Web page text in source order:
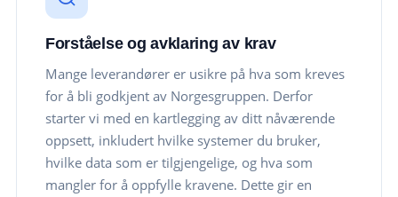
Forståelse og avklaring av krav
Mange leverandører er usikre på hva som kreves
for å bli godkjent av Norgesgruppen. Derfor
starter vi med en kartlegging av ditt nåværende
oppsett, inkludert hvilke systemer du bruker,
hvilke data som er tilgjengelige, og hva som
mangler for å oppfylle kravene. Dette gir en